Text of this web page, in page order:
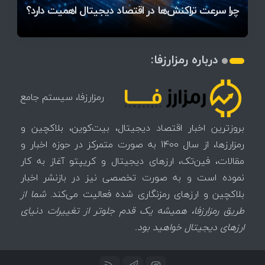
چرا سرعت تراکنش‌ها در اقتصاد دیجیتال اهمیت دارد؟
تهدید بیت‌کوین مشخص شد
اتفاق تاریخی در بازار رمزارزها / بیت‌کوین سبز شد
تغییر می‌کند
کدامند؟
اتفاق مهم در بازار رمزارزها / بیت‌کوین وارد فاز تازه شد
میز / ۶۲۲ بیت‌کوین کجا رفت؟
دلار بیت‌کوین
درباره رمزارزفا:
رمزارزفا، سیستم جامع
بروزترین اخبار اقتصاد دیجیتال، بیت‌کوین، بلاکچین و
رمزارزها، از سال 1400 به صورت متمرکز در حوزه اخبار و
مقالات، فین‌تک، ارزهای‌ دیجیتال و کریپتو آغاز به کار
نموده است و به صورت تخصصی نیز در بازنشر اخبار
بلاکچین و ارزهای رمزنگاری شده فعالیت می‌کند.شما از
طریق رمزارزفا، همیشه یک قدم جلوتر از تغییرات دنیای
ارزهای دیجیتال خواهید بود.